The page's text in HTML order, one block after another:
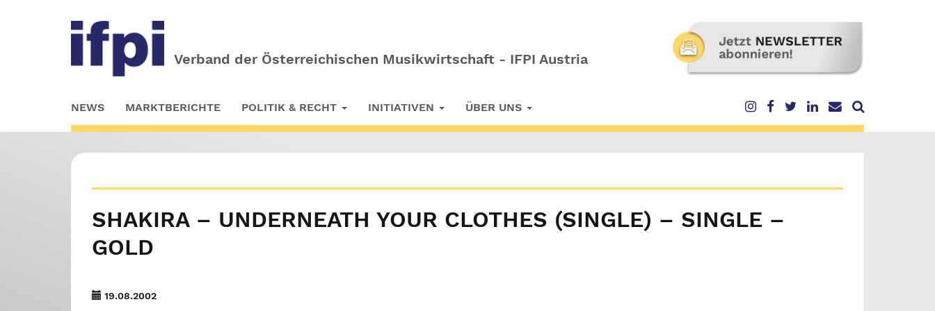
Verband der Österreichischen Musikwirtschaft - IFPI Austria
to
main
NEWS MARKTBERICHTE POLITIK & RECHT INITIATIVEN ÜBER UNS
SHAKIRA – UNDERNEATH YOUR CLOTHES (SINGLE) – SINGLE –
GOLD
19.08.2002